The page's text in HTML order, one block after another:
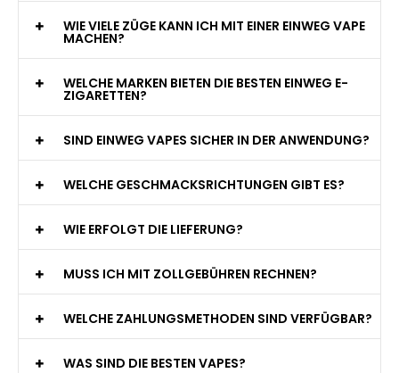
WIE VIELE ZÜGE KANN ICH MIT EINER EINWEG VAPE
MACHEN?
WELCHE MARKEN BIETEN DIE BESTEN EINWEG E-
ZIGARETTEN?
SIND EINWEG VAPES SICHER IN DER ANWENDUNG?
WELCHE GESCHMACKSRICHTUNGEN GIBT ES?
WIE ERFOLGT DIE LIEFERUNG?
MUSS ICH MIT ZOLLGEBÜHREN RECHNEN?
WELCHE ZAHLUNGSMETHODEN SIND VERFÜGBAR?
WAS SIND DIE BESTEN VAPES?